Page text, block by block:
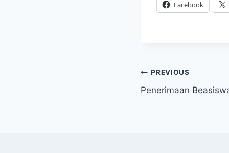
Facebook
Post
navigation
PREVIOUS
Penerimaan